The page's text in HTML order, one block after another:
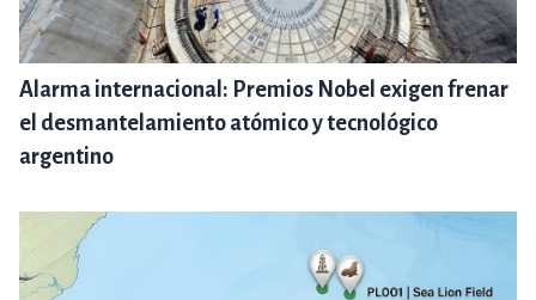
Alarma internacional: Premios Nobel exigen frenar
el desmantelamiento atómico y tecnológico
argentino